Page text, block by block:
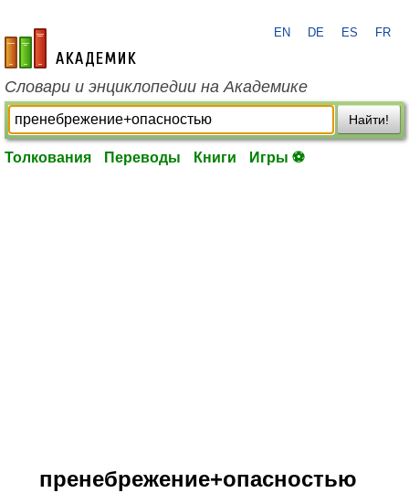
academic.ru
EN DE ES FR
Словари и энциклопедии на Академике
Найти!
Толкования Переводы Книги Игры ⚽
пренебрежение+опасностью